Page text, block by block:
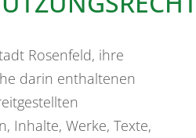
Rosenfeld, ihre
darin enthaltenen
Inhalte, Werke, Texte,